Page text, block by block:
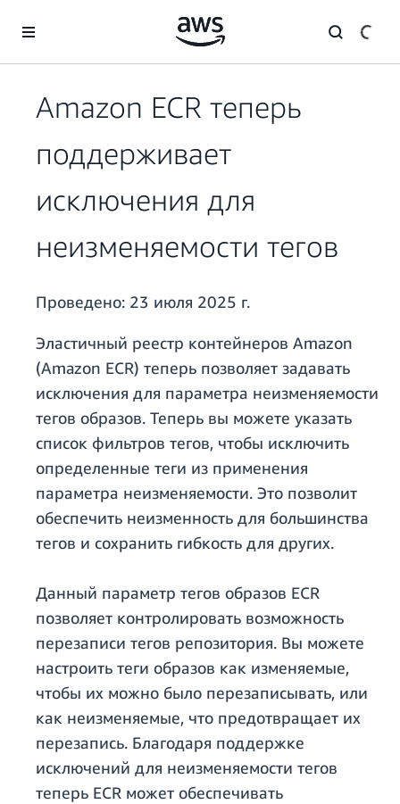
Перейти к главному контенту
Amazon ECR теперь
поддерживает
исключения для
неизменяемости тегов
Проведено: 23 июля 2025 г.
Эластичный реестр контейнеров Amazon
(Amazon ECR) теперь позволяет задавать
исключения для параметра неизменяемости
тегов образов. Теперь вы можете указать
список фильтров тегов, чтобы исключить
определенные теги из применения
параметра неизменяемости. Это позволит
обеспечить неизменность для большинства
тегов и сохранить гибкость для других.
Данный параметр тегов образов ECR
позволяет контролировать возможность
перезаписи тегов репозитория. Вы можете
настроить теги образов как изменяемые,
чтобы их можно было перезаписывать, или
как неизменяемые, что предотвращает их
перезапись. Благодаря поддержке
исключений для неизменяемости тегов
теперь ECR может обеспечивать